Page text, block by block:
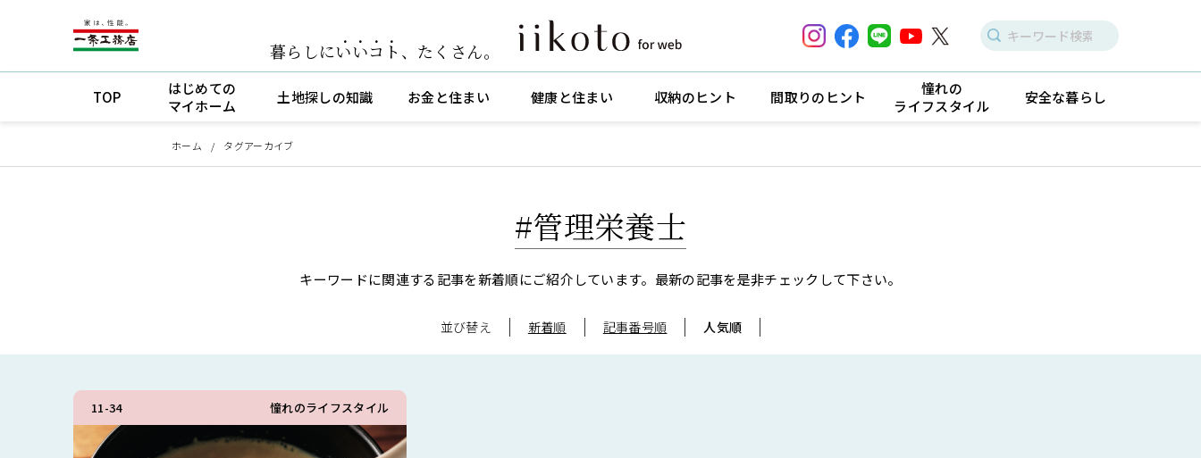
暮らしにいいコト 、 たくさん。
TOP
はじめての
マイホーム
土地探しの知識 お金と住まい 健康と住まい 収納のヒント 間取りのヒント
憧れの
ライフスタイル
安全な暮らし
ホーム タグアーカイブ
#管理栄養士
キーワードに関連する記事を新着順にご紹介しています。 最新の記事を是非チェックして下さい。
並び替え 新着順 記事番号順 人気順
11-34 憧れのライフスタイル